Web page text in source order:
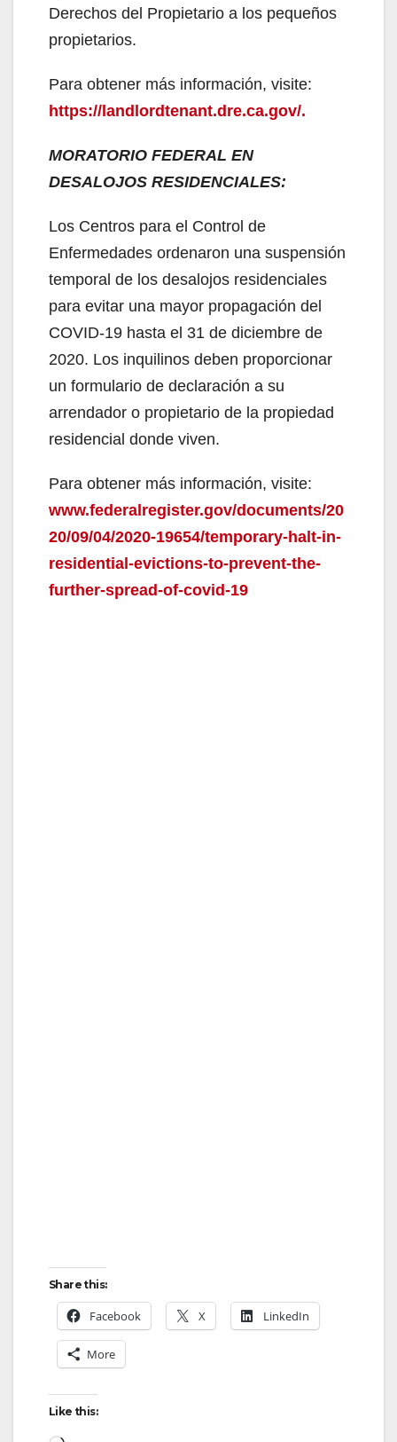
Derechos del Propietario a los pequeños
propietarios.
Para obtener más información, visite:
https://landlordtenant.dre.ca.gov/.
MORATORIO FEDERAL EN
DESALOJOS RESIDENCIALES:
Los Centros para el Control de
Enfermedades ordenaron una suspensión
temporal de los desalojos residenciales
para evitar una mayor propagación del
COVID-19 hasta el 31 de diciembre de
2020. Los inquilinos deben proporcionar
un formulario de declaración a su
arrendador o propietario de la propiedad
residencial donde viven.
Para obtener más información, visite:
www.federalregister.gov/documents/20
20/09/04/2020-19654/temporary-halt-in-
residential-evictions-to-prevent-the-
further-spread-of-covid-19
Share this:
Facebook X LinkedIn
More
Like this: